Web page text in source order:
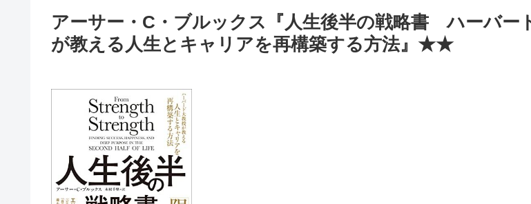
アーサー・C・ブルックス『人生後半の戦略書 ハーバー
が教える人生とキャリアを再構築する方法』★★